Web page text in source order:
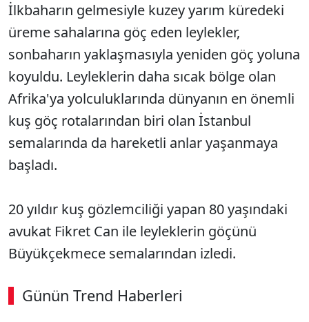
İlkbaharın gelmesiyle kuzey yarım küredeki
üreme sahalarına göç eden leylekler,
sonbaharın yaklaşmasıyla yeniden göç yoluna
koyuldu. Leyleklerin daha sıcak bölge olan
Afrika'ya yolculuklarında dünyanın en önemli
kuş göç rotalarından biri olan İstanbul
semalarında da hareketli anlar yaşanmaya
başladı.
20 yıldır kuş gözlemciliği yapan 80 yaşındaki
avukat Fikret Can ile leyleklerin göçünü
Büyükçekmece semalarından izledi.
Günün Trend Haberleri
00:03 / 08:06